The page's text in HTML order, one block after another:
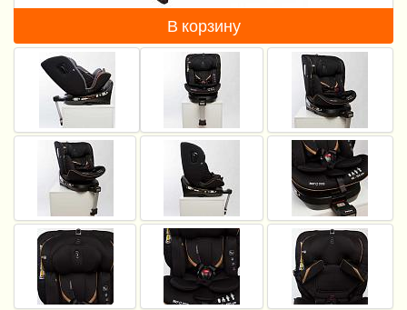
Манежи
Безопасность ребенка
Ходунки и прыгунки
Игры и развитие
Принадлежности для выписки
Сумки для мам и детей
Кенгуру и слинги
В корзину